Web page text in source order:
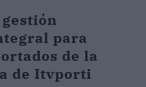
para
de la
de Itvporti